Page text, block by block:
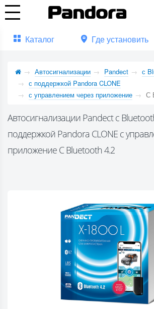
Каталог Где установить
Автосигнализации Pandect
с
с поддержкой Pandora CLONE
с управлением через приложение
С
Автосигнализации Pandect с
поддержкой Pandora CLONE с
приложение С Bluetooth 4.2